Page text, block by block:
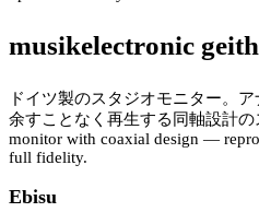
musikelectronic
ドイツ製のスタジオモニター。
余すことなく再生する同軸設計の
monitor with coaxial design —
full fidelity.
Ebisu